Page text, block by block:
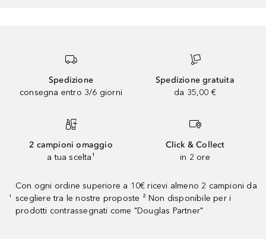
Spedizione
consegna entro 3/6 giorni
Spedizione gratuita
da 35,00 €
2 campioni omaggio
a tua scelta¹
Click & Collect
in 2 ore
¹
Con ogni ordine superiore a 10€ ricevi almeno 2 campioni da
scegliere tra le nostre proposte ² Non disponibile per i
prodotti contrassegnati come "Douglas Partner"